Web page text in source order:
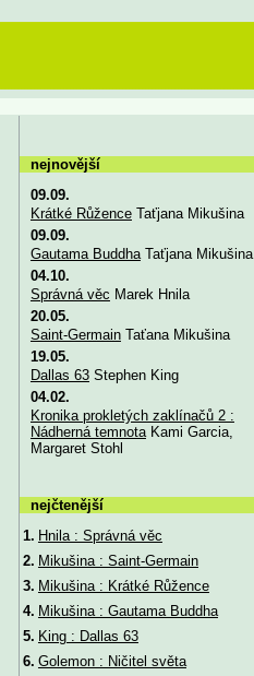
nejnovější
09.09.
Krátké RůženceTaťjana Mikušina
09.09.
Gautama BuddhaTaťjana Mikušina
04.10.
Správná věc Marek Hnila
20.05.
Saint-GermainTaťana Mikušina
19.05.
Dallas 63Stephen King
04.02.
Kronika prokletých zaklínačů 2 :
Nádherná temnotaKami Garcia,
Margaret Stohl
nejčtenější
1. Hnila : Správná věc
2. Mikušina : Saint-Germain
3. Mikušina : Krátké Růžence
4. Mikušina : Gautama Buddha
5. King : Dallas 63
6. Golemon : Ničitel světa